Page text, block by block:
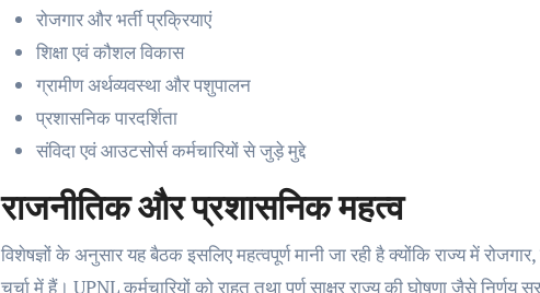
रोजगार और भर्ती प्रक्रियाएं
शिक्षा एवं कौशल विकास
ग्रामीण अर्थव्यवस्था और पशुपालन
प्रशासनिक पारदर्शिता
संविदा एवं आउटसोर्स कर्मचारियों से जुड़े मुद्दे
राजनीतिक और प्रशासनिक महत्व
विशेषज्ञों के अनुसार यह बैठक इसलिए महत्वपूर्ण मानी जा रही है क्योंकि राज्य में
चर्चा में हैं। UPNL कर्मचारियों को राहत तथा पूर्ण साक्षर राज्य की घोषणा जैसे